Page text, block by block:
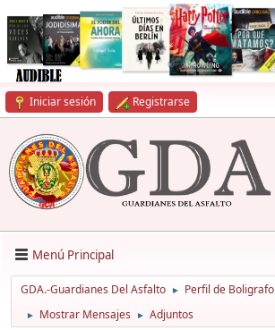
Iniciar sesión Registrarse
Menú Principal
GDA.-Guardianes Del Asfalto ► Perfil de Boligrafo
► Mostrar Mensajes ► Adjuntos